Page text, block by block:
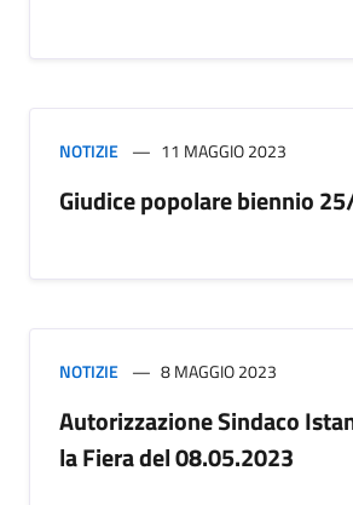
NOTIZIE 11 MAGGIO 2023
Giudice popolare biennio
NOTIZIE 8 MAGGIO 2023
Autorizzazione Sindaco
la Fiera del 08.05.2023